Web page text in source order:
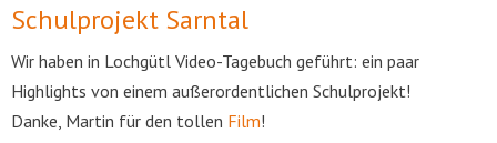
Schulprojekt Sarntal
Wir haben in Lochgütl Video-Tagebuch geführt: ein paar
Highlights von einem außerordentlichen Schulprojekt!
Danke, Martin für den tollen Film!